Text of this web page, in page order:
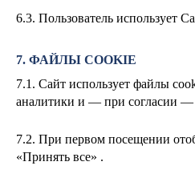
6.3. Пользователь использует
7. ФАЙЛЫ COOKIE
7.1. Сайт использует файлы
аналитики и — при согласии —
7.2. При первом посещении
«Принять все» .